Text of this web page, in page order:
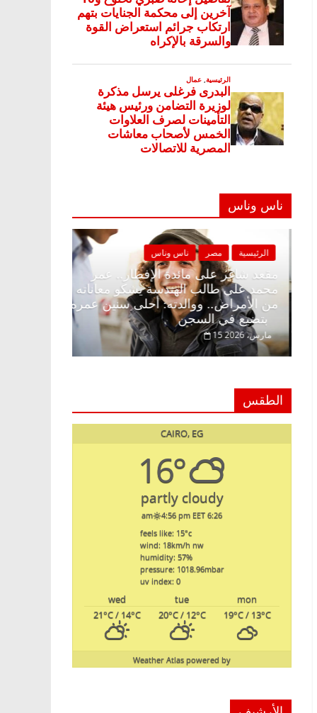
ناس وناس
مقعد شاغر
من الأمراض..
بتضيع في السجن
الرئيسية مصر ناس وناس
مقعد شاغر على الإفطار وبلكونة بلا زينة
رمضان.. د. عبدالخالق فاروق خبير
اقتصادي في انتظار حلم الحرية ولمة
22 فبراير، 2026
الطقس
CAIRO, EG
16°
partly cloudy
6:26 am
4:56 pm EET
feels like: 15°c
wind: 18km/h nw
humidity: 57%
pressure: 1018.96mbar
uv index: 0
mon
tue
wed
19°C/ 13°C
20°C/ 12°C
21°C/ 14°C
powered by
Weather Atlas